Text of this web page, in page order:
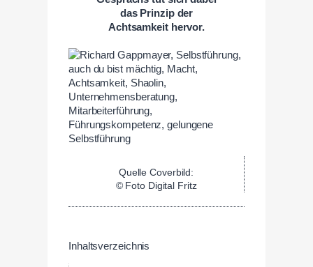
das Prinzip der
Achtsamkeit hervor.
Quelle Coverbild:
© Foto Digital Fritz
Inhaltsverzeichnis